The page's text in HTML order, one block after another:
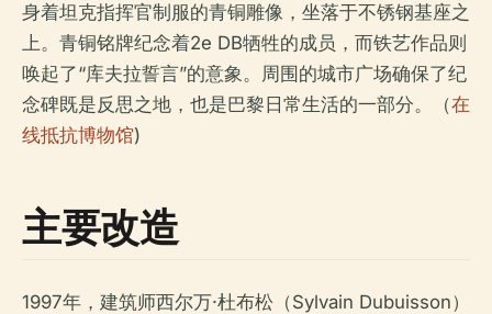
身着坦克指挥官制服的青铜雕像，坐落于不锈钢基座之
上。青铜铭牌纪念着2e DB牺牲的成员，而铁艺作品则
唤起了“库夫拉誓言”的意象。周围的城市广场确保了纪
念碑既是反思之地，也是巴黎日常生活的一部分。（在
线抵抗博物馆)
主要改造
1997年，建筑师西尔万·杜布松（Sylvain Dubuisson）